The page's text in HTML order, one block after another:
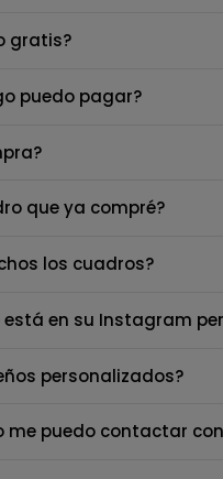
gratis?
puedo pagar?
que ya compré?
los cuadros?
en su Instagram
personalizados?
me puedo contactar